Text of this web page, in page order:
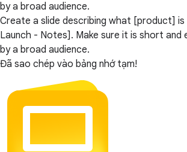
by a broad audience.
Create a slide describing what [product]
Launch - Notes]. Make sure it is short and
by a broad audience.
Đã sao chép vào bảng nhớ tạm!